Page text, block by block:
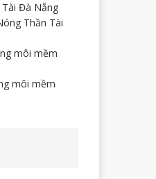
Đà Nẵng
Thần Tài
môi mềm
môi mềm